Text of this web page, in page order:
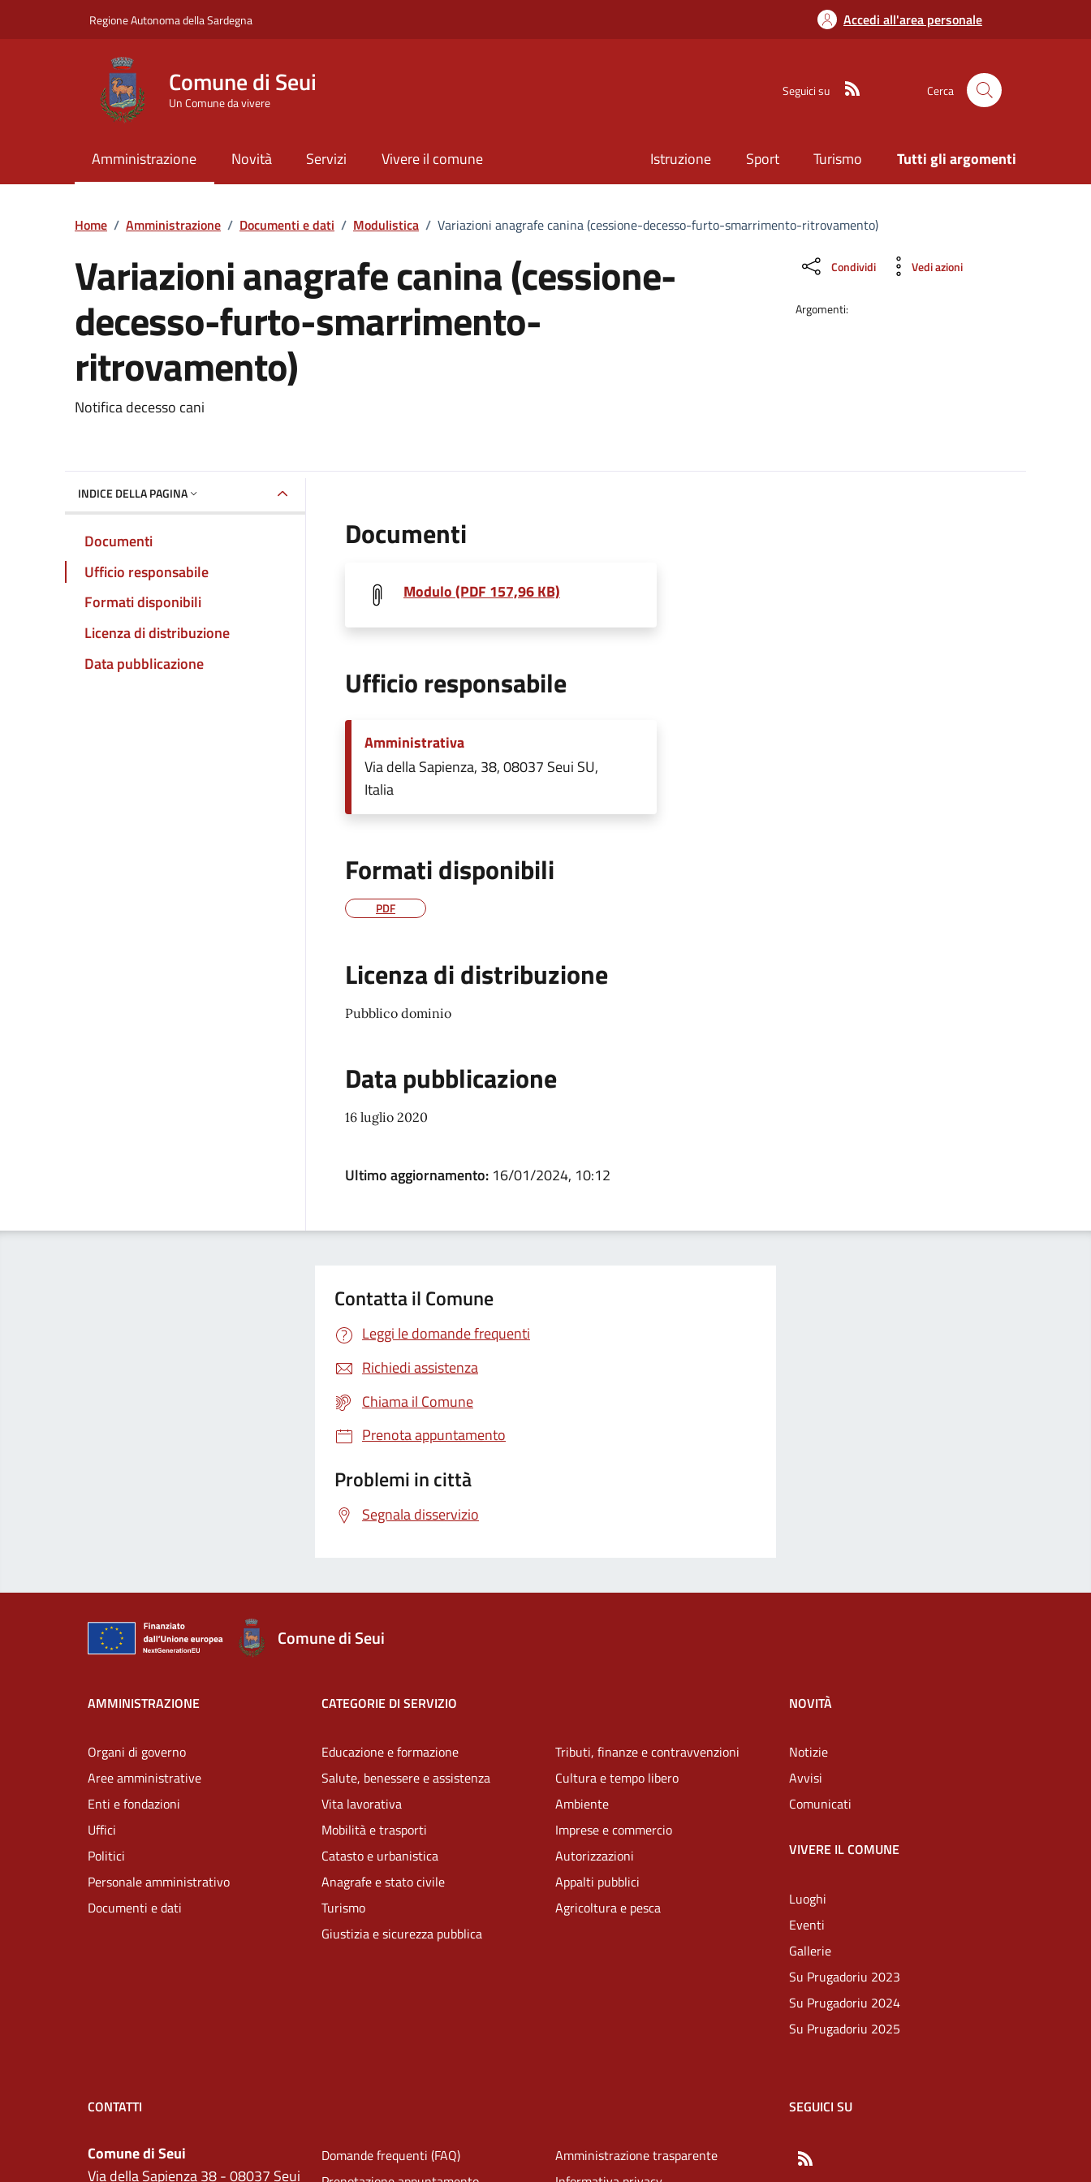
Regione Autonoma della Sardegna Accedi all'area personale
Comune di Seui
Un Comune da vivere
Seguici su Cerca
Amministrazione Novità Servizi Vivere il comune Istruzione Sport Turismo Tutti gli argomenti
Home / Amministrazione / Documenti e dati / Modulistica / Variazioni anagrafe canina (cessione-decesso-furto-smarrimento-ritrovamento)
Variazioni anagrafe canina (cessione-
decesso-furto-smarrimento-
ritrovamento)
Dettaglio del documento
Notifica decesso cani
Condividi Vedi azioni
Argomenti:
INDICE DELLA PAGINA
Documenti
Ufficio responsabile
Formati disponibili
Licenza di distribuzione
Data pubblicazione
Documenti
Modulo (PDF 157,96 KB)
Ufficio responsabile
Amministrativa
Via della Sapienza, 38, 08037 Seui SU,
Italia
Formati disponibili
PDF
Licenza di distribuzione
Pubblico dominio
Data pubblicazione
16 luglio 2020
Ultimo aggiornamento: 16/01/2024, 10:12
Contatta il Comune
Leggi le domande frequenti
Richiedi assistenza
Chiama il Comune
Prenota appuntamento
Problemi in città
Segnala disservizio
Comune di Seui
AMMINISTRAZIONE
Organi di governo
Aree amministrative
Enti e fondazioni
Uffici
Politici
Personale amministrativo
Documenti e dati
CATEGORIE DI SERVIZIO
Educazione e formazione
Salute, benessere e assistenza
Vita lavorativa
Mobilità e trasporti
Catasto e urbanistica
Anagrafe e stato civile
Turismo
Giustizia e sicurezza pubblica
Tributi, finanze e contravvenzioni
Cultura e tempo libero
Ambiente
Imprese e commercio
Autorizzazioni
Appalti pubblici
Agricoltura e pesca
NOVITÀ
Notizie
Avvisi
Comunicati
VIVERE IL COMUNE
Luoghi
Eventi
Gallerie
Su Prugadoriu 2023
Su Prugadoriu 2024
Su Prugadoriu 2025
CONTATTI
Comune di Seui
Via della Sapienza 38 - 08037 Seui
Domande frequenti (FAQ)
Amministrazione trasparente
SEGUICI SU